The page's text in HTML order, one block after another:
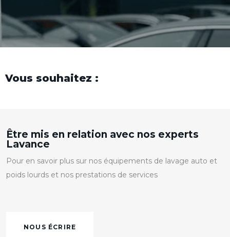
Vous souhaitez :
Être mis en relation avec nos experts
Lavance
Pour en savoir plus sur nos équipements de lavage auto et
poids lourds et nos prestations de services
NOUS ÉCRIRE